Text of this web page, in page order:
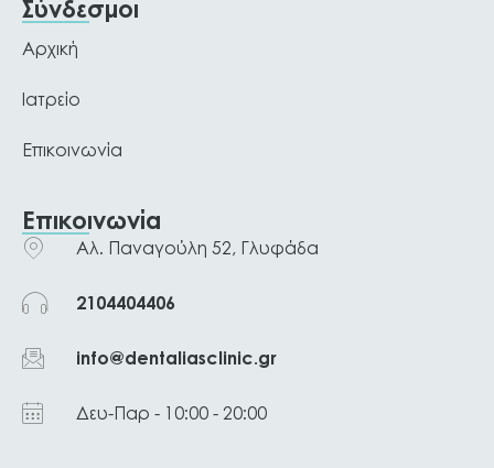
Σύνδεσμοι
Αρχική
Ιατρείο
Επικοινωνία
Επικοινωνία
Αλ. Παναγούλη 52, Γλυφάδα
2104404406
info@dentaliasclinic.gr
Δευ-Παρ - 10:00 - 20:00